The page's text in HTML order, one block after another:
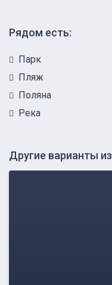
Рядом есть:
Парк
Пляж
Поляна
Река
Другие варианты из